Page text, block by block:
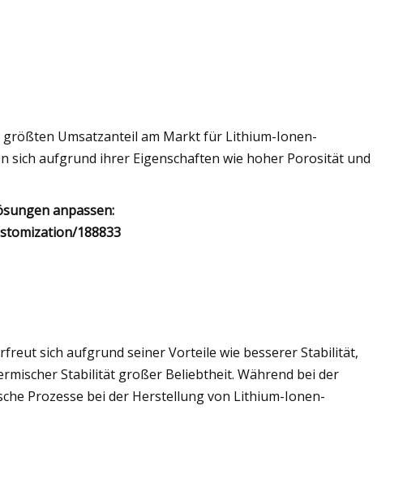
Umsatzanteil am Markt für Lithium-Ionen-
aufgrund ihrer Eigenschaften wie hoher Porosität und
anpassen:
188833
sich aufgrund seiner Vorteile wie besserer Stabilität,
Stabilität großer Beliebtheit. Während bei der
Prozesse bei der Herstellung von Lithium-Ionen-